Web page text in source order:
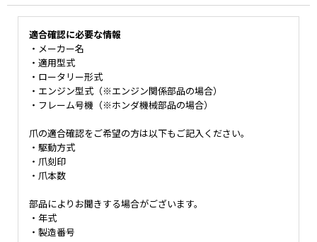
適合確認に必要な情報
・メーカー名
・適用型式
・ロータリー形式
・エンジン型式（※エンジン関係部品の場合）
・フレーム号機（※ホンダ機械部品の場合）
爪の適合確認をご希望の方は以下もご記入ください。
・駆動方式
・爪刻印
・爪本数
部品によりお聞きする場合がございます。
・年式
・製造番号